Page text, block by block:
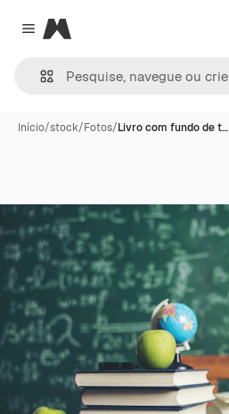
Close menu
Magnific
Início/stock/Fotos/Livro com fundo de t…